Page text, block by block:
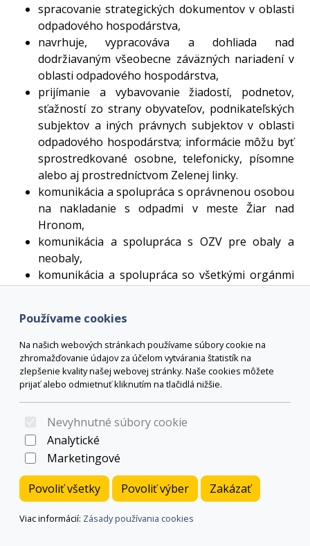
spracovanie strategických dokumentov v oblasti
odpadového hospodárstva,
navrhuje, vypracováva a dohliada nad
dodržiavaným všeobecne záväzných nariadení v
oblasti odpadového hospodárstva,
prijímanie a vybavovanie žiadostí, podnetov,
sťažností zo strany obyvateľov, podnikateľských
subjektov a iných právnych subjektov v oblasti
odpadového hospodárstva; informácie môžu byť
sprostredkované osobne, telefonicky, písomne
alebo aj prostredníctvom Zelenej linky.
komunikácia a spolupráca s oprávnenou osobou
na nakladanie s odpadmi v meste Žiar nad
Hronom,
komunikácia a spolupráca s OZV pre obaly a
neobaly,
komunikácia a spolupráca so všetkými orgánmi
verejnej správy v oblasti odpadového
životného prostredia, Regionálny úrad verejného
zdravotníctva a iné)
vykonávanie samostatnej kontrolnej činnosti pri
nakladaní s odpadom (najmä v oblasti vzniku
nepovolených skládok, ich evidencie a riešenia na
území mesta, kontrola stojísk a stanovíšť
zberných nádob, zberných nádob umiestnených
na verejných priestranstvách)
vedenie evidencie o množstve uloženého odpadu
na skládke, vyhotovuje výkaz o komunálnom
odpade z obce a iné potrebné evidencie súvisiace
s odpadovým hospodárstvom,
vedenie evidencie o mobiliári odpadového
Používame cookies
Na našich webových stránkach používame súbory cookie na
zhromažďovanie údajov za účelom vytvárania štatistík na
zlepšenie kvality našej webovej stránky. Naše cookies môžete
prijať alebo odmietnuť kliknutím na tlačidlá nižšie.
Nevyhnutné súbory cookie
Analytické
Marketingové
Povoliť všetky
Povoliť výber Zakázať
Viac informácií: Zásady používania cookies